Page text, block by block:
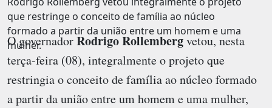
que restringe o conceito de família ao núcleo
formado a partir da união entre um homem e uma
mulher.
O governadorRodrigo Rollembergvetou, nesta
terça-feira (08), integralmente o projeto que
restringia o conceito de família ao núcleo formado
a partir da união entre um homem e uma mulher,